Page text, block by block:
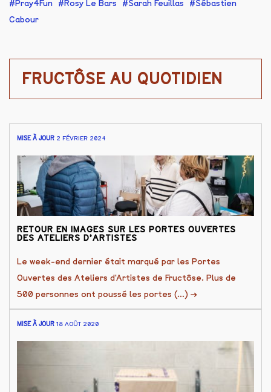
Pray4Fun
Rosy Le Bars Sarah Feuillas
Sébastien
Cabour
FRUCTÔSE AU QUOTIDIEN
MISE À JOUR 2 FÉVRIER 2024
RETOUR EN IMAGES SUR LES PORTES OUVERTES
DES ATELIERS D’ARTISTES
Le week-end dernier était marqué par les Portes
Ouvertes des Ateliers d'Artistes de Fructôse. Plus de
500 personnes ont poussé les portes (...) →
MISE À JOUR 18 AOÛT 2020